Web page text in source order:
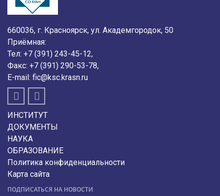
660036, г. Красноярск, ул. Академгородок, 50
Приёмная:
Тел: +7 (391) 243-45-12,
Факс: +7 (391) 290-53-78,
E-mail: fic@ksc.krasn.ru
ИНСТИТУТ
ДОКУМЕНТЫ
НАУКА
ОБРАЗОВАНИЕ
Политика конфиденциальности
Карта сайта
ПОДПИСАТЬСЯ НА НОВОСТИ